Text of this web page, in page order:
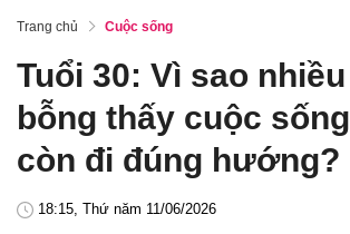
Trang chủ Cuộc sống
Tuổi 30: Vì sao
bỗng thấy cuộc
còn đi đúng hướng?
18:15, Thứ năm 11/06/2026